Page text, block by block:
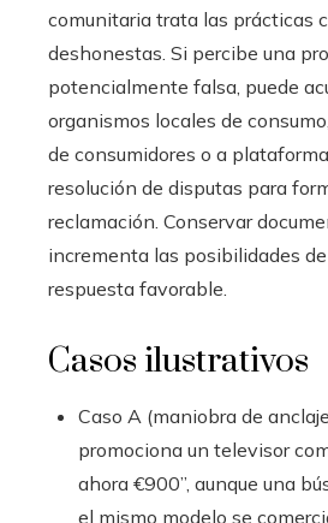
comunitaria trata las prácticas
deshonestas. Si percibe una
potencialmente falsa, puede
organismos locales de
de consumidores o a
resolución de disputas para
reclamación. Conservar
incrementa las posibilidades
respuesta favorable.
Casos ilustrativos
Caso A (maniobra de
promociona un televisor
ahora €900”, aunque una
el mismo modelo se